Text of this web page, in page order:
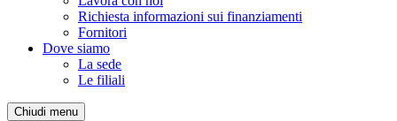
Richiesta informazioni sui finanziamenti
Fornitori
Dove siamo
La sede
Le filiali
Chiudi menu